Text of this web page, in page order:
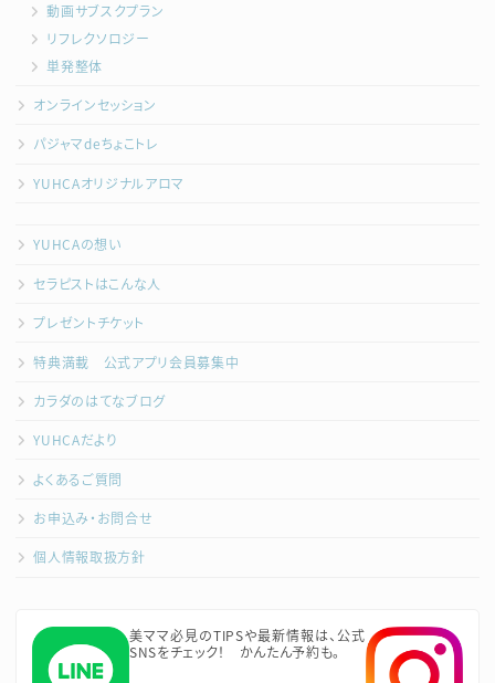
動画サブスクプラン
リフレクソロジー
単発整体
オンラインセッション
パジャマdeちょこトレ
YUHCAオリジナルアロマ
YUHCAの想い
セラピストはこんな人
プレゼントチケット
特典満載 公式アプリ会員募集中
カラダのはてなブログ
YUHCAだより
よくあるご質問
お申込み・お問合せ
個人情報取扱方針
美ママ必見のTIPSや最新情報は、公式
SNSをチェック！ かんたん予約も。